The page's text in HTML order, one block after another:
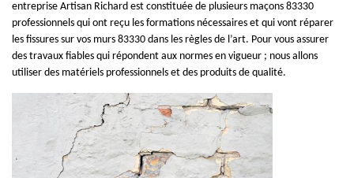
entreprise Artisan Richard est constituée de plusieurs maçons 83330
professionnels qui ont reçu les formations nécessaires et qui vont réparer
les fissures sur vos murs 83330 dans les règles de l’art. Pour vous assurer
des travaux fiables qui répondent aux normes en vigueur ; nous allons
utiliser des matériels professionnels et des produits de qualité.